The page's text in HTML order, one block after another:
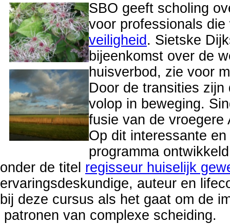
SBO geeft scholing
voor professionals
veiligheid . Sietske
bijeenkomst over de
huisverbod, zie voor
Door de transities
volop in beweging.
fusie van de vroegere
Op dit interessante
programma
onder de titel regisseur huiselijk
ervaringsdeskundige, auteur en
bij deze cursus als het gaat om de
patronen van complexe scheiding.